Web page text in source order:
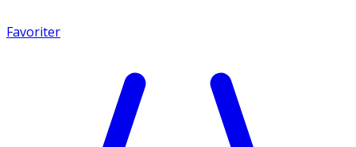
Favoriter